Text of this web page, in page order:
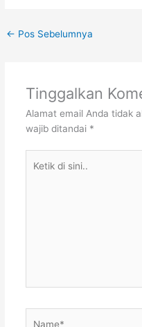
← Pos Sebelumnya
Tinggalkan
Alamat email Anda tidak
wajib ditandai *